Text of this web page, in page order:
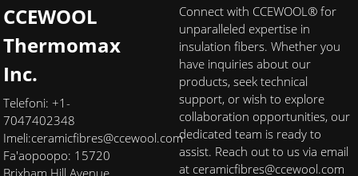
CCEWOOL
Thermomax
Inc.
Telefoni: +1-
7047402348
Imeli:ceramicfibres@ccewool.com
Fa'aopoopo: 15720
Brixham Hill Avenue,
Connect with CCEWOOL® for
unparalleled expertise in
insulation fibers. Whether you
have inquiries about our
products, seek technical
support, or wish to explore
collaboration opportunities, our
dedicated team is ready to
assist. Reach out to us via email
at ceramicfibres@ccewool.com